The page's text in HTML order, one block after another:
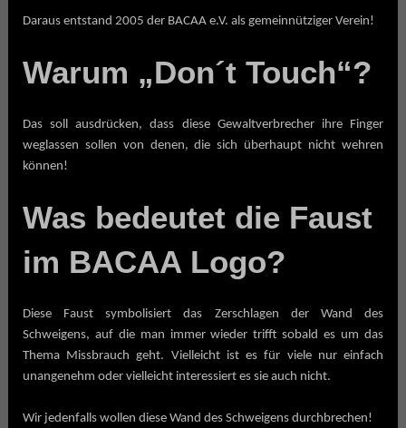
Daraus entstand 2005 der BACAA e.V. als gemeinnütziger Verein!
Warum „Don´t Touch“?
Das soll ausdrücken, dass diese Gewaltverbrecher ihre Finger
weglassen sollen von denen, die sich überhaupt nicht wehren
können!
Was bedeutet die Faust
im BACAA Logo?
Diese Faust symbolisiert das Zerschlagen der Wand des
Schweigens, auf die man immer wieder trifft sobald es um das
Thema Missbrauch geht. Vielleicht ist es für viele nur einfach
unangenehm oder vielleicht interessiert es sie auch nicht.
Wir jedenfalls wollen diese Wand des Schweigens durchbrechen!